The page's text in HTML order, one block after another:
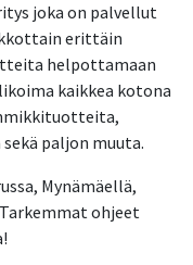
joka on palvellut
erittäin
helpottamaan
kaikkea kotona
paljon muuta.
Mynämäellä,
Tarkemmat ohjeet